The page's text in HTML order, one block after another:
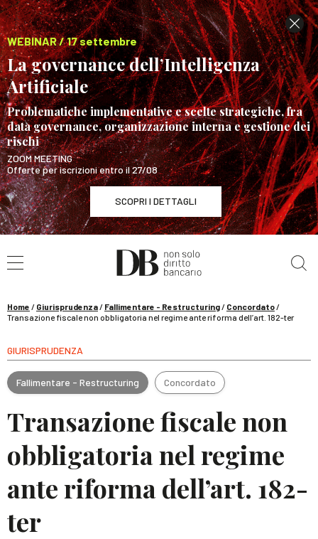
WEBINAR / 17 settembre
La governance dell’Intelligenza
Artificiale
Problematiche implementative e scelte strategiche, fra
data governance, organizzazione interna e gestione dei
rischi
ZOOM MEETING
Offerte per iscrizioni entro il 27/08
SCOPRI I DETTAGLI
WEBINAR / 17 settembre
La governance dell’Intelligenza Artificiale
Home / Giurisprudenza/ Fallimentare - Restructuring/ Concordato/
Transazione fiscale non obbligatoria nel regime ante riforma dell’art. 182-ter
GIURISPRUDENZA
Fallimentare - Restructuring Concordato
Transazione fiscale non
obbligatoria nel regime
ante riforma dell’art. 182-
ter